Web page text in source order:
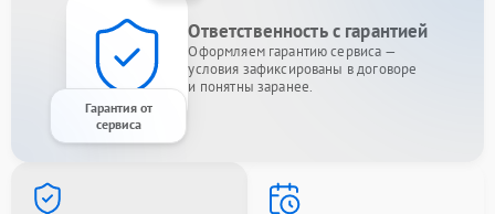
Гарантия от
сервиса
Ответственность с гарантией
Оформляем гарантию сервиса —
условия зафиксированы в договоре
и понятны заранее.